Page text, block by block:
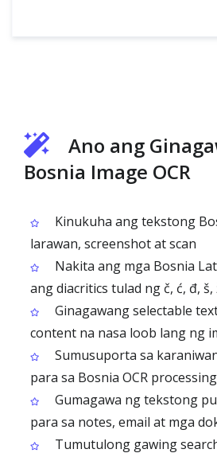
Ano ang
Bosnia Image OCR
Kinukuha ang tekstong
larawan, screenshot at scan
Nakita ang mga Bosnia
ang diacritics tulad ng č, ć, đ, š,
Ginagawang selectable
content na nasa loob lang ng
Sumusuporta sa
para sa Bosnia OCR processing
Gumagawa ng tekstong
para sa notes, email at mga
Tumutulong gawing